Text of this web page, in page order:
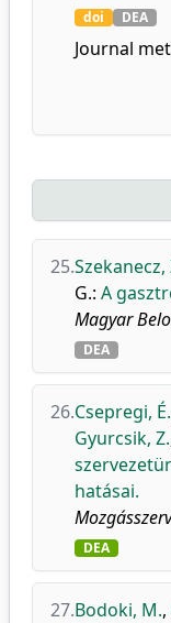
doi DEA
Journal
25.Szekanecz,
G.: A
Magyar
DEA
26.Csepregi, É.
Gyurcsik, Z.
hatásai.
DEA
27.Bodoki, M.,